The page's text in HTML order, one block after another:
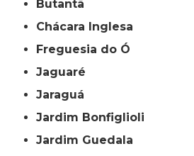
Butantã
Chácara Inglesa
Freguesia do Ó
Jaguaré
Jaraguá
Jardim Bonfiglioli
Jardim Guedala